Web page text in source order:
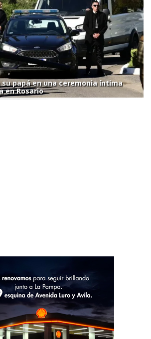
papá en una ceremonia íntima
en Rosario